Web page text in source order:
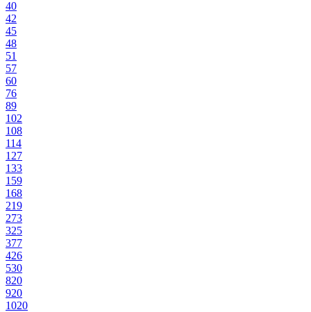
40
42
45
48
51
57
60
76
89
102
108
114
127
133
159
168
219
273
325
377
426
530
820
920
1020